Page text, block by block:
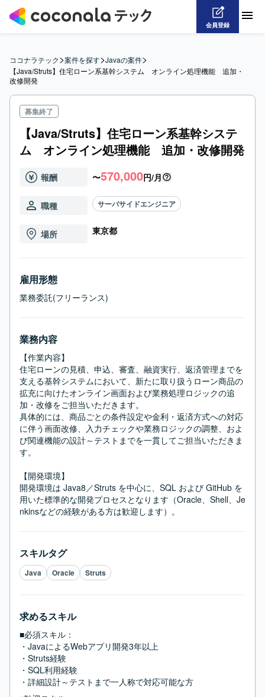
会員登録
ココナラテック>案件を探す>Javaの案件>
【Java/Struts】住宅ローン系基幹システム　オンライン処理機能　追加・
改修開発
募集終了
【Java/Struts】住宅ローン系基幹システ
ム オンライン処理機能 追加・改修開発
報酬 〜570,000円/月
職種 サーバサイドエンジニア
場所 東京都
雇用形態
業務委託(フリーランス)
業務内容
【作業内容】
住宅ローンの見積、申込、審査、融資実行、返済管理までを
支える基幹システムにおいて、新たに取り扱うローン商品の
拡充に向けたオンライン画面および業務処理ロジックの追
加・改修をご担当いただきます。
具体的には、商品ごとの条件設定や金利・返済方式への対応
に伴う画面改修、入力チェックや業務ロジックの調整、およ
び関連機能の設計～テストまでを一貫してご担当いただきま
す。
【開発環境】
開発環境は Java8／Struts を中心に、SQL および GitHub を
用いた標準的な開発プロセスとなります（Oracle、Shell、Je
nkinsなどの経験がある方は歓迎します）。
スキルタグ
Java Oracle Struts
求めるスキル
■必須スキル：
・JavaによるWebアプリ開発3年以上
・Struts経験
・SQL利用経験
・詳細設計～テストまで一人称で対応可能な方